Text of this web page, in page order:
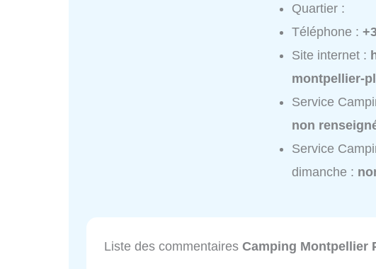
Quartier :
Téléphone :
Site internet :
montpellier-
Service
non
Service
dimanche :
Liste des commentaires Camping Montpellier